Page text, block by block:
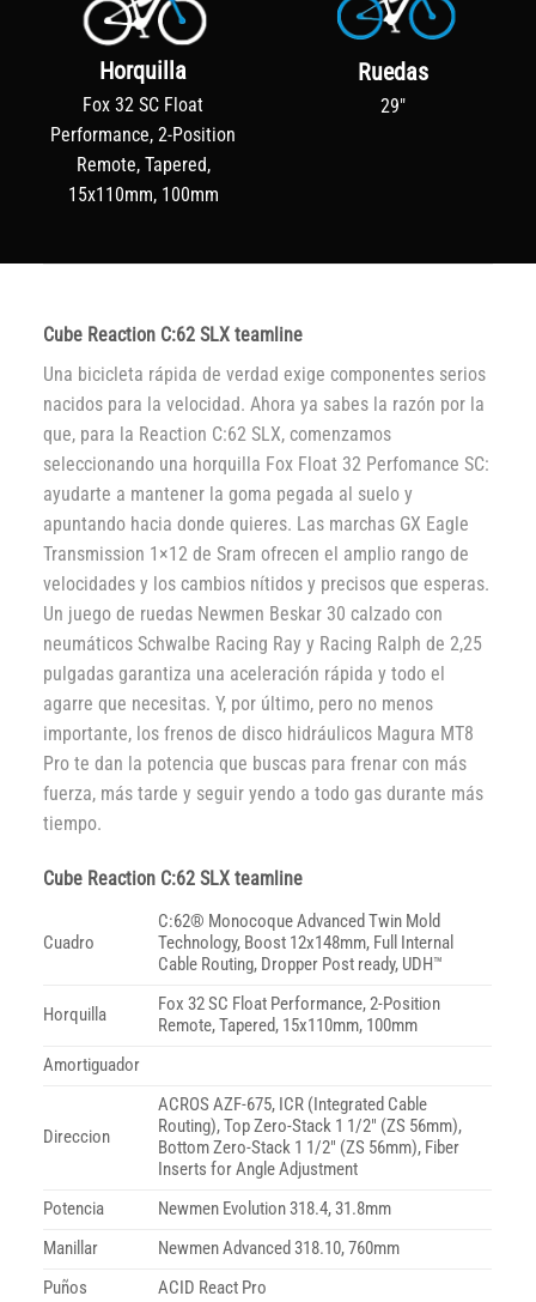
Horquilla
Fox 32 SC Float
Performance, 2-Position
Remote, Tapered,
15x110mm, 100mm
Ruedas
29"
Cube Reaction C:62 SLX teamline
Una bicicleta rápida de verdad exige componentes serios
nacidos para la velocidad. Ahora ya sabes la razón por la
que, para la Reaction C:62 SLX, comenzamos
seleccionando una horquilla Fox Float 32 Perfomance SC:
ayudarte a mantener la goma pegada al suelo y
apuntando hacia donde quieres. Las marchas GX Eagle
Transmission 1×12 de Sram ofrecen el amplio rango de
velocidades y los cambios nítidos y precisos que esperas.
Un juego de ruedas Newmen Beskar 30 calzado con
neumáticos Schwalbe Racing Ray y Racing Ralph de 2,25
pulgadas garantiza una aceleración rápida y todo el
agarre que necesitas. Y, por último, pero no menos
importante, los frenos de disco hidráulicos Magura MT8
Pro te dan la potencia que buscas para frenar con más
fuerza, más tarde y seguir yendo a todo gas durante más
tiempo.
Cube Reaction C:62 SLX teamline
Cuadro
C:62® Monocoque Advanced Twin Mold
Technology, Boost 12x148mm, Full Internal
Cable Routing, Dropper Post ready, UDH™
Horquilla
Fox 32 SC Float Performance, 2-Position
Remote, Tapered, 15x110mm, 100mm
Amortiguador
Direccion
ACROS AZF-675, ICR (Integrated Cable
Routing), Top Zero-Stack 1 1/2″ (ZS 56mm),
Bottom Zero-Stack 1 1/2″ (ZS 56mm), Fiber
Inserts for Angle Adjustment
Potencia
Newmen Evolution 318.4, 31.8mm
Manillar
Newmen Advanced 318.10, 760mm
Puños
ACID React Pro